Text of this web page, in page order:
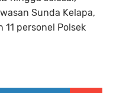
Sunda Kelapa,
personel Polsek